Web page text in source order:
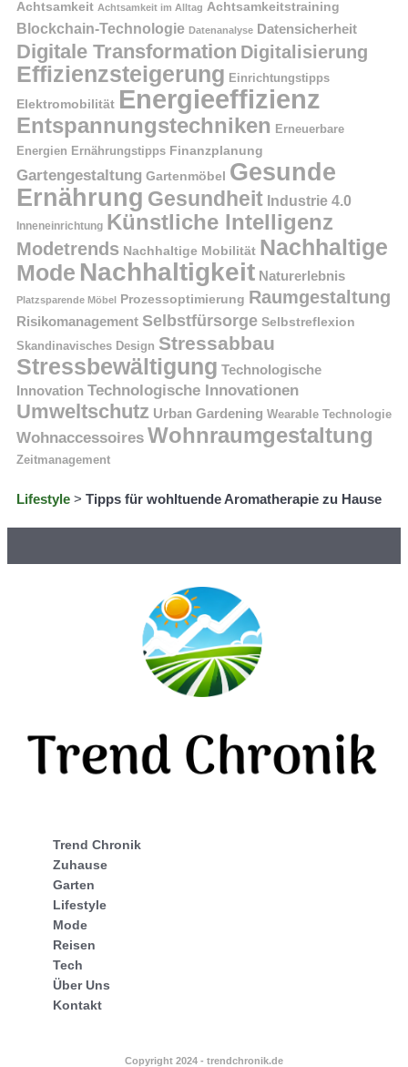
Achtsamkeit Achtsamkeit im Alltag Achtsamkeitstraining
Blockchain-Technologie Datenanalyse Datensicherheit
Digitale Transformation Digitalisierung
Effizienzsteigerung Einrichtungstipps
Elektromobilität Energieeffizienz
Entspannungstechniken Erneuerbare
Energien Ernährungstipps Finanzplanung
Gartengestaltung Gartenmöbel Gesunde
Ernährung Gesundheit Industrie 4.0
Inneneinrichtung Künstliche Intelligenz
Modetrends Nachhaltige Mobilität Nachhaltige
Mode Nachhaltigkeit Naturerlebnis
Platzsparende Möbel Prozessoptimierung Raumgestaltung
Risikomanagement Selbstfürsorge Selbstreflexion
Skandinavisches Design Stressabbau
Stressbewältigung Technologische
Innovation Technologische Innovationen
Umweltschutz Urban Gardening Wearable Technologie
Wohnaccessoires Wohnraumgestaltung
Zeitmanagement
Lifestyle > Tipps für wohltuende Aromatherapie zu Hause
Trend Chronik
Zuhause
Garten
Lifestyle
Mode
Reisen
Tech
Über Uns
Kontakt
Copyright 2024 - trendchronik.de